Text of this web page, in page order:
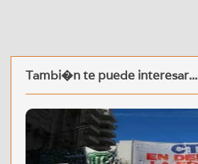
Tambi�n te puede interesar...